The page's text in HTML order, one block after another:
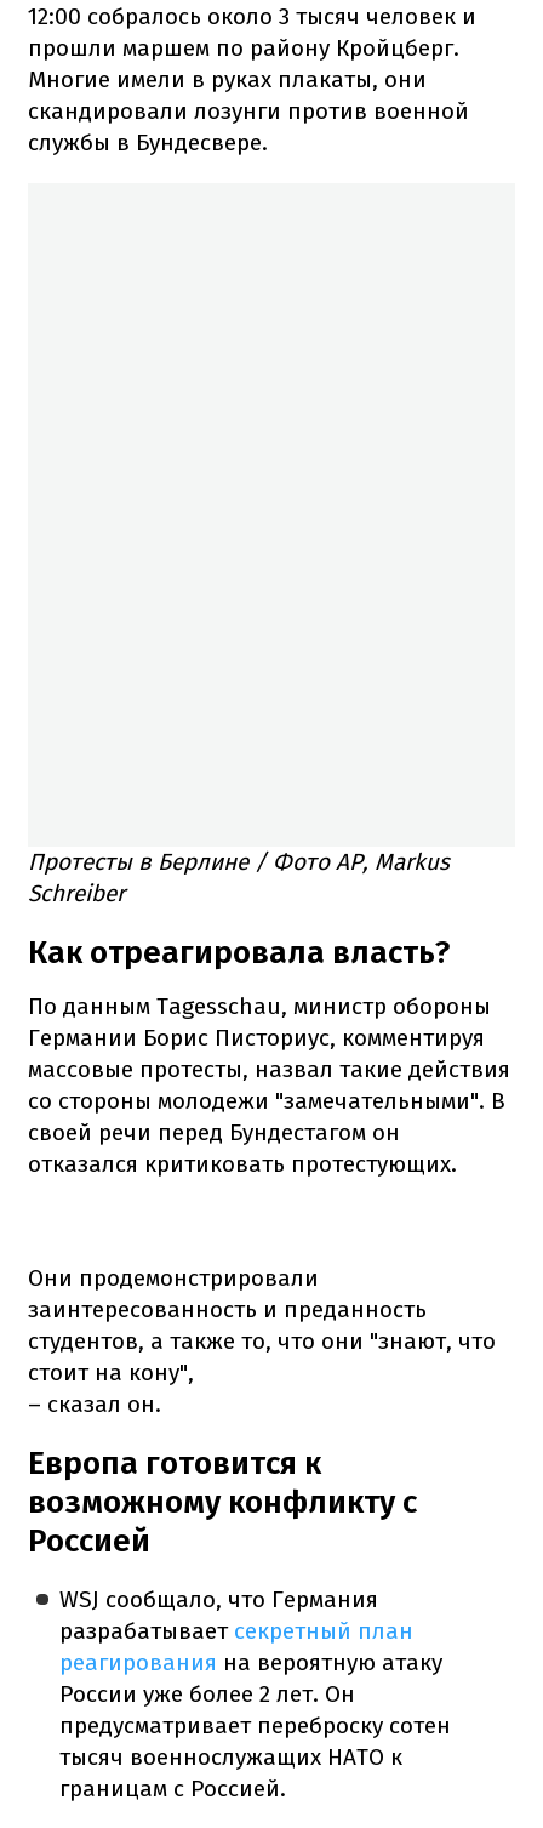
12:00 собралось около 3 тысяч человек и
прошли маршем по району Кройцберг.
Многие имели в руках плакаты, они
скандировали лозунги против военной
службы в Бундесвере.
Протесты в Берлине / Фото AP, Markus
Schreiber
Как отреагировала власть?
По данным Tagesschau, министр обороны
Германии Борис Писториус, комментируя
массовые протесты, назвал такие действия
со стороны молодежи "замечательными". В
своей речи перед Бундестагом он
отказался критиковать протестующих.
Они продемонстрировали
заинтересованность и преданность
студентов, а также то, что они "знают, что
стоит на кону",
– сказал он.
Европа готовится к
возможному конфликту с
Россией
WSJ сообщало, что Германия
разрабатывает секретный план
реагирования на вероятную атаку
России уже более 2 лет. Он
предусматривает переброску сотен
тысяч военнослужащих НАТО к
границам с Россией.